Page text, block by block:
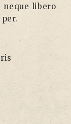
neque libero